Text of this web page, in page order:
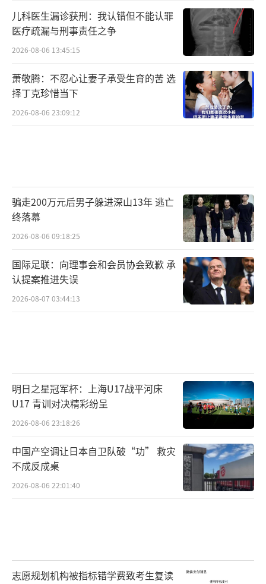
儿科医生漏诊获刑：我认错但不能认罪
医疗疏漏与刑事责任之争
2026-08-06 13:45:15
萧敬腾：不忍心让妻子承受生育的苦 选
择丁克珍惜当下
2026-08-06 23:09:12
骗走200万元后男子躲进深山13年 逃亡
终落幕
2026-08-06 09:18:25
国际足联：向理事会和会员协会致歉 承
认提案推进失误
2026-08-07 03:44:13
明日之星冠军杯：上海U17战平河床
U17 青训对决精彩纷呈
2026-08-06 23:18:26
中国产空调让日本自卫队破“功” 救灾
不成反成桌
2026-08-06 22:01:40
志愿规划机构被指标错学费致考生复读